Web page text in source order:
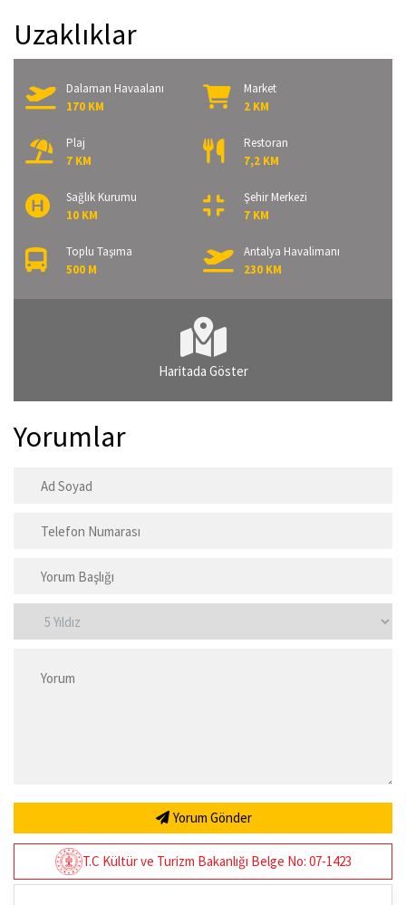
Uzaklıklar
Dalaman Havaalanı
170 KM
Market
2 KM
Plaj
7 KM
Restoran
7,2 KM
Sağlık Kurumu
10 KM
Şehir Merkezi
7 KM
Toplu Taşıma
500 M
Antalya Havalimanı
230 KM
Haritada Göster
Yorumlar
Yorum Gönder
T.C Kültür ve Turizm Bakanlığı Belge No: 07-1423